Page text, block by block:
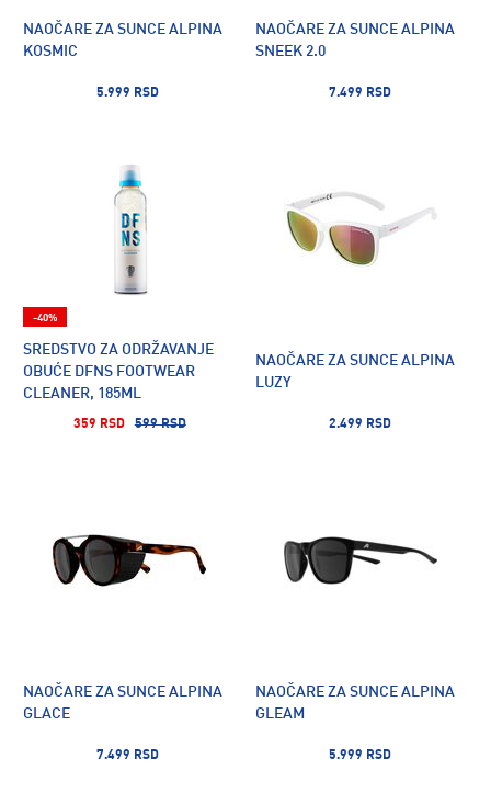
NAOČARE ZA SUNCE ALPINA
KOSMIC
5.999 RSD
NAOČARE ZA SUNCE ALPINA
SNEEK 2.0
7.499 RSD
SREDSTVO ZA ODRŽAVANJE
OBUĆE DFNS FOOTWEAR
CLEANER, 185ML
359 RSD 599 RSD
-40%
NAOČARE ZA SUNCE ALPINA
LUZY
2.499 RSD
NAOČARE ZA SUNCE ALPINA
GLACE
7.499 RSD
NAOČARE ZA SUNCE ALPINA
GLEAM
5.999 RSD